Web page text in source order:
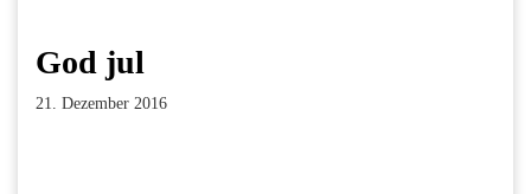
God jul
21. Dezember 2016